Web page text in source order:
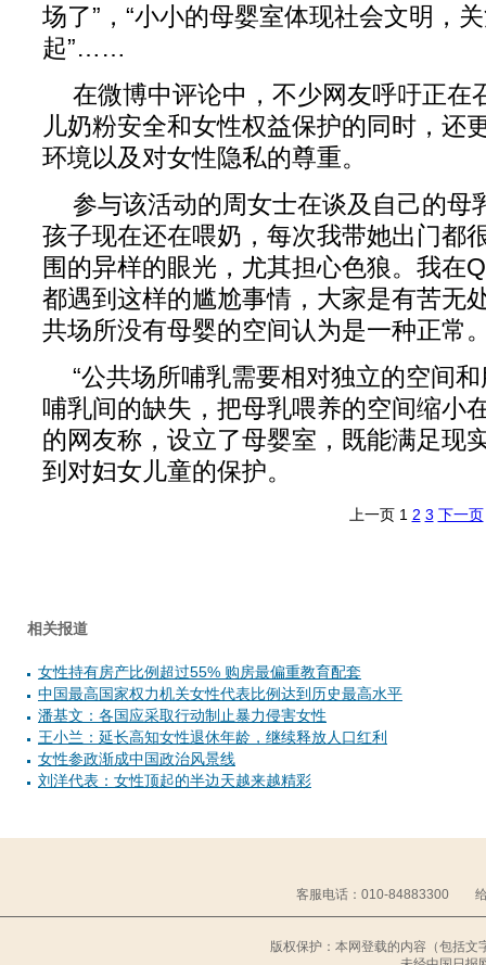
场了”，“小小的母婴室体现社会文明，
起”……
在微博中评论中，不少网友呼吁正在
儿奶粉安全和女性权益保护的同时，还
环境以及对女性隐私的尊重。
参与该活动的周女士在谈及自己的母
孩子现在还在喂奶，每次我带她出门都
围的异样的眼光，尤其担心色狼。我在
都遇到这样的尴尬事情，大家是有苦无
共场所没有母婴的空间认为是一种正常
“公共场所哺乳需要相对独立的空间
哺乳间的缺失，把母乳喂养的空间缩小
的网友称，设立了母婴室，既能满足现
到对妇女儿童的保护。
上一页 1 2 3 下一页
相关报道
女性持有房产比例超过55% 购房最偏重教育配套
中国最高国家权力机关女性代表比例达到历史最高水平
潘基文：各国应采取行动制止暴力侵害女性
王小兰：延长高知女性退休年龄，继续释放人口红利
女性参政渐成中国政治风景线
刘洋代表：女性顶起的半边天越来越精彩
客服电话：010-84883300 给
版权保护：本网登载的内容（包括